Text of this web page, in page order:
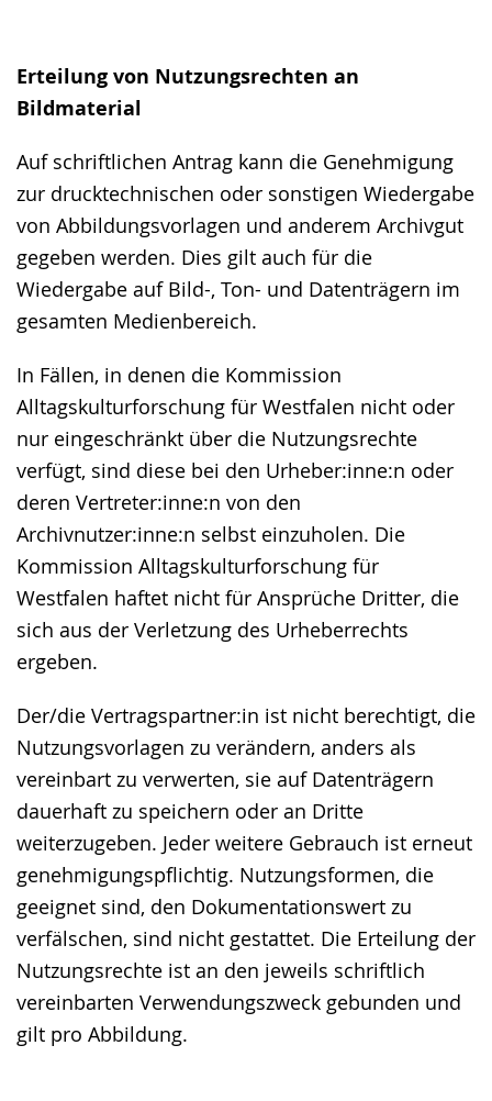
Erteilung von Nutzungsrechten an
Bildmaterial
Auf schriftlichen Antrag kann die Genehmigung
zur drucktechnischen oder sonstigen Wiedergabe
von Abbildungsvorlagen und anderem Archivgut
gegeben werden. Dies gilt auch für die
Wiedergabe auf Bild-, Ton- und Datenträgern im
gesamten Medienbereich.
In Fällen, in denen die Kommission
Alltagskulturforschung für Westfalen nicht oder
nur eingeschränkt über die Nutzungsrechte
verfügt, sind diese bei den Urheber:inne:n oder
deren Vertreter:inne:n von den
Archivnutzer:inne:n selbst einzuholen. Die
Kommission Alltagskulturforschung für
Westfalen haftet nicht für Ansprüche Dritter, die
sich aus der Verletzung des Urheberrechts
ergeben.
Der/die Vertragspartner:in ist nicht berechtigt, die
Nutzungsvorlagen zu verändern, anders als
vereinbart zu verwerten, sie auf Datenträgern
dauerhaft zu speichern oder an Dritte
weiterzugeben. Jeder weitere Gebrauch ist erneut
genehmigungspflichtig. Nutzungsformen, die
geeignet sind, den Dokumentationswert zu
verfälschen, sind nicht gestattet. Die Erteilung der
Nutzungsrechte ist an den jeweils schriftlich
vereinbarten Verwendungszweck gebunden und
gilt pro Abbildung.